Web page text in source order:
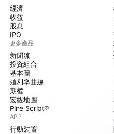
經濟
收益
股息
IPO
更多產品
新聞流
投資組合
基本圖
殖利率曲線
期權
宏觀地圖
Pine Script®
APP
行動裝置